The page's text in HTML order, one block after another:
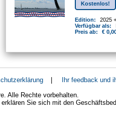
Kostenlos!
Edition:
2025
Verfügbar als:
Preis ab:
€
|
Ihr feedback und
Alle Rechte vorbehalten.
Sie sich mit den